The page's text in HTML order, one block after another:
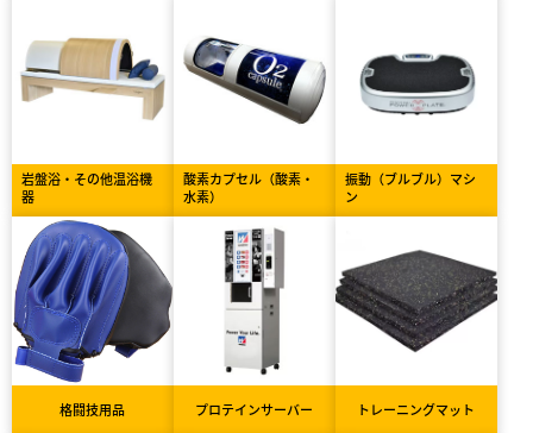
岩盤浴・その他温浴機
器
酸素カプセル（酸素・
水素）
振動（ブルブル）マシ
ン
格闘技用品 プロテインサーバー トレーニングマット